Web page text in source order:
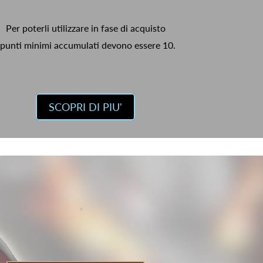
Per poterli utilizzare in fase di acquisto
minimi accumulati devono essere 10.
SCOPRI DI PIU'